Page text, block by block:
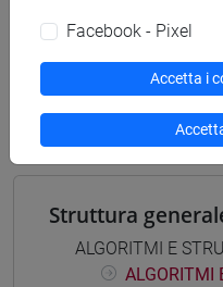
Mutua da
ALGORITMI E
[CT0371]
Struttura
ALGORITMI E
ALGORITMI
Facebook - Pixel
Accetta i